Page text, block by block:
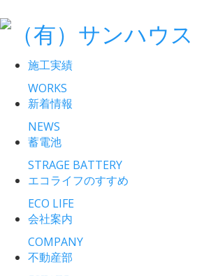
施工実績
WORKS
新着情報
NEWS
蓄電池
STRAGE BATTERY
エコライフのすすめ
ECO LIFE
会社案内
COMPANY
不動産部